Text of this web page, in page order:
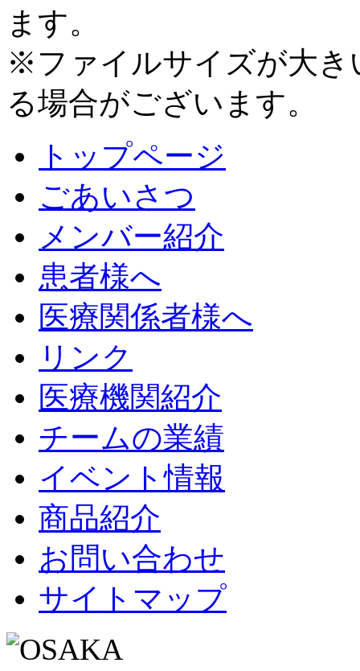
ます。
※ファイルサイズが大き
る場合がございます。
トップページ
ごあいさつ
メンバー紹介
患者様へ
医療関係者様へ
リンク
医療機関紹介
チームの業績
イベント情報
商品紹介
お問い合わせ
サイトマップ